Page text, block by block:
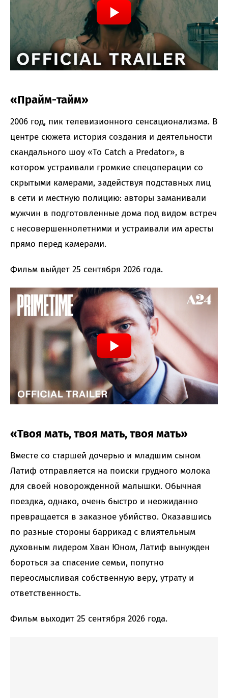
«Прайм-тайм»
2006 год, пик телевизионного сенсационализма. В
центре сюжета история создания и деятельности
скандального шоу «To Catch a Predator», в
котором устраивали громкие спецоперации со
скрытыми камерами, задействуя подставных лиц
в сети и местную полицию: авторы заманивали
мужчин в подготовленные дома под видом встреч
с несовершеннолетними и устраивали им аресты
прямо перед камерами.
Фильм выйдет 25 сентября 2026 года.
«Твоя мать, твоя мать, твоя мать»
Вместе со старшей дочерью и младшим сыном
Латиф отправляется на поиски грудного молока
для своей новорожденной малышки. Обычная
поездка, однако, очень быстро и неожиданно
превращается в заказное убийство. Оказавшись
по разные стороны баррикад с влиятельным
духовным лидером Хван Юном, Латиф вынужден
бороться за спасение семьи, попутно
переосмысливая собственную веру, утрату и
ответственность.
Фильм выходит 25 сентября 2026 года.